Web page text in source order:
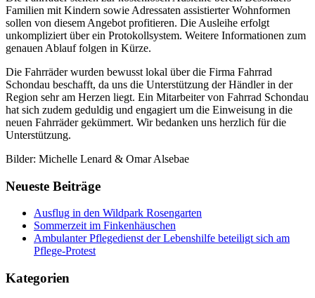
Familien mit Kindern sowie Adressaten assistierter Wohnformen
sollen von diesem Angebot profitieren. Die Ausleihe erfolgt
unkompliziert über ein Protokollsystem. Weitere Informationen zum
genauen Ablauf folgen in Kürze.
Die Fahrräder wurden bewusst lokal über die Firma Fahrrad
Schondau beschafft, da uns die Unterstützung der Händler in der
Region sehr am Herzen liegt. Ein Mitarbeiter von Fahrrad Schondau
hat sich zudem geduldig und engagiert um die Einweisung in die
neuen Fahrräder gekümmert. Wir bedanken uns herzlich für die
Unterstützung.
Bilder: Michelle Lenard & Omar Alsebae
Neueste Beiträge
Ausflug in den Wildpark Rosengarten
Sommerzeit im Finkenhäuschen
Ambulanter Pflegedienst der Lebenshilfe beteiligt sich am
Pflege-Protest
Kategorien